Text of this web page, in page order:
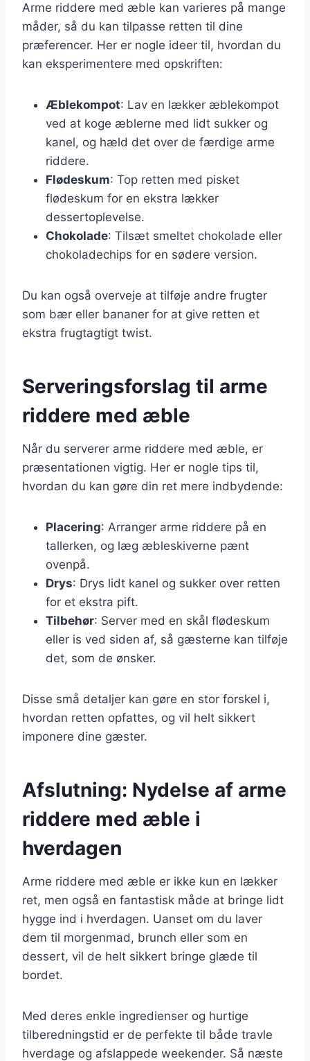
Arme riddere med æble kan varieres på mange
måder, så du kan tilpasse retten til dine
præferencer. Her er nogle ideer til, hvordan du
kan eksperimentere med opskriften:
Æblekompot: Lav en lækker æblekompot
ved at koge æblerne med lidt sukker og
kanel, og hæld det over de færdige arme
riddere.
Flødeskum: Top retten med pisket
flødeskum for en ekstra lækker
dessertoplevelse.
Chokolade: Tilsæt smeltet chokolade eller
chokoladechips for en sødere version.
Du kan også overveje at tilføje andre frugter
som bær eller bananer for at give retten et
ekstra frugtagtigt twist.
Serveringsforslag til arme
riddere med æble
Når du serverer arme riddere med æble, er
præsentationen vigtig. Her er nogle tips til,
hvordan du kan gøre din ret mere indbydende:
Placering: Arranger arme riddere på en
tallerken, og læg æbleskiverne pænt
ovenpå.
Drys: Drys lidt kanel og sukker over retten
for et ekstra pift.
Tilbehør: Server med en skål flødeskum
eller is ved siden af, så gæsterne kan tilføje
det, som de ønsker.
Disse små detaljer kan gøre en stor forskel i,
hvordan retten opfattes, og vil helt sikkert
imponere dine gæster.
Afslutning: Nydelse af arme
riddere med æble i
hverdagen
Arme riddere med æble er ikke kun en lækker
ret, men også en fantastisk måde at bringe lidt
hygge ind i hverdagen. Uanset om du laver
dem til morgenmad, brunch eller som en
dessert, vil de helt sikkert bringe glæde til
bordet.
Med deres enkle ingredienser og hurtige
tilberedningstid er de perfekte til både travle
hverdage og afslappede weekender. Så næste